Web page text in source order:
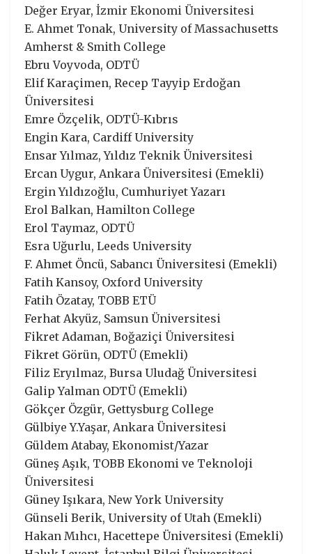
Değer Eryar, İzmir Ekonomi Üniversitesi
E. Ahmet Tonak, University of Massachusetts
Amherst & Smith College
Ebru Voyvoda, ODTÜ
Elif Karaçimen, Recep Tayyip Erdoğan
Üniversitesi
Emre Özçelik, ODTÜ-Kıbrıs
Engin Kara, Cardiff University
Ensar Yılmaz, Yıldız Teknik Üniversitesi
Ercan Uygur, Ankara Üniversitesi (Emekli)
Ergin Yıldızoğlu, Cumhuriyet Yazarı
Erol Balkan, Hamilton College
Erol Taymaz, ODTÜ
Esra Uğurlu, Leeds University
F. Ahmet Öncü, Sabancı Üniversitesi (Emekli)
Fatih Kansoy, Oxford University
Fatih Özatay, TOBB ETÜ
Ferhat Akyüz, Samsun Üniversitesi
Fikret Adaman, Boğaziçi Üniversitesi
Fikret Görün, ODTÜ (Emekli)
Filiz Eryılmaz, Bursa Uludağ Üniversitesi
Galip Yalman ODTÜ (Emekli)
Gökçer Özgür, Gettysburg College
Gülbiye Y.Yaşar, Ankara Üniversitesi
Güldem Atabay, Ekonomist/Yazar
Güneş Aşık, TOBB Ekonomi ve Teknoloji
Üniversitesi
Güney Işıkara, New York University
Günseli Berik, University of Utah (Emekli)
Hakan Mıhcı, Hacettepe Üniversitesi (Emekli)